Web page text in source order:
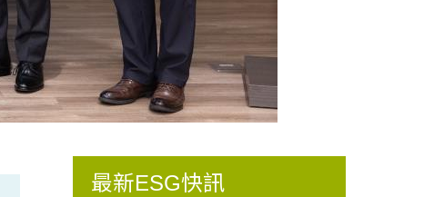
最新ESG快訊